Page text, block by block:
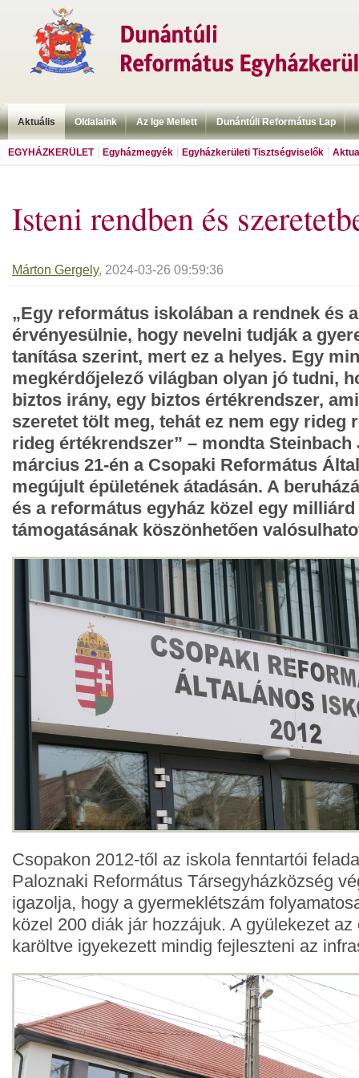
Aktuális Oldalaink Az Ige Mellett Dunántúli Református Lap
EGYHÁZKERÜLET Egyházmegyék Egyházkerületi Tisztségviselők
Isteni rendben és
Márton Gergely, 2024-03-26 09:59:36
„Egy református iskolában a rendnek és
érvényesülnie, hogy nevelni tudják a
tanítása szerint, mert ez a helyes. Egy
megkérdőjelező világban olyan jó tudni,
biztos irány, egy biztos értékrendszer,
szeretet tölt meg, tehát ez nem egy rideg
rideg értékrendszer” – mondta Steinbach
március 21-én a Csopaki Református
megújult épületének átadásán. A
és a református egyház közel egy
támogatásának köszönhetően
Csopakon 2012-től az iskola fenntartói
Paloznaki Református Társegyházközség
igazolja, hogy a gyermeklétszám
közel 200 diák jár hozzájuk. A gyülekezet
karöltve igyekezett mindig fejleszteni az